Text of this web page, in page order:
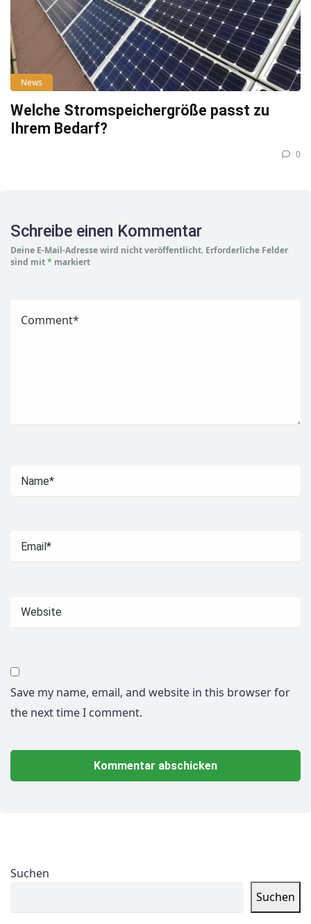
News
Welche Stromspeichergröße passt zu
Ihrem Bedarf?
0
Schreibe einen Kommentar
Deine E-Mail-Adresse wird nicht veröffentlicht. Erforderliche Felder
sind mit* markiert
Save my name, email, and website in this browser for
the next time I comment.
Suchen
Suchen